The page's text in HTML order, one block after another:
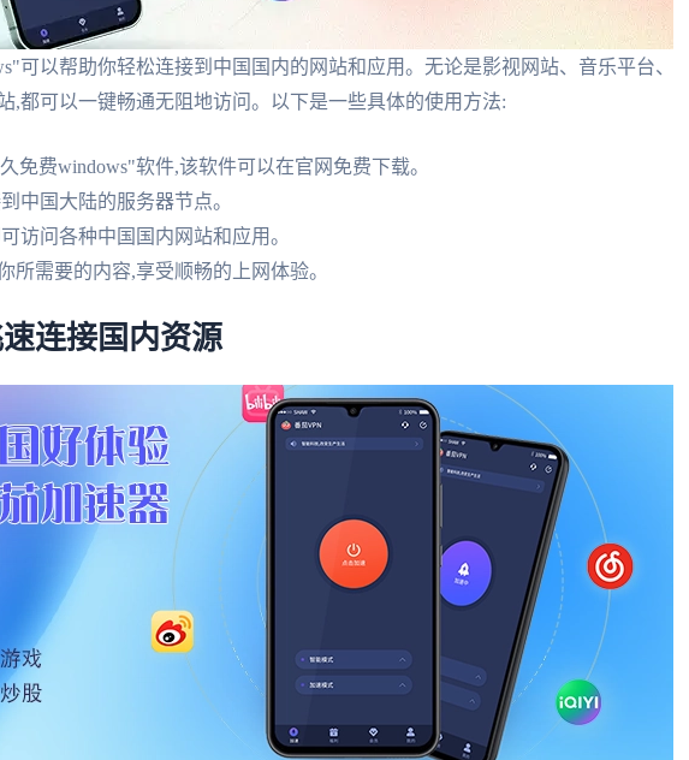
可以帮助你轻松连接到中国国内的网站和应用。无论是影视网站、音乐平台、
,都可以一键畅通无阻地访问。以下是一些具体的使用方法:
免费windows"软件,该软件可以在官网免费下载。
中国大陆的服务器节点。
访问各种中国国内网站和应用。
所需要的内容,享受顺畅的上网体验。
连接国内资源